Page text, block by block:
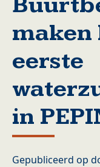
maken
eerste
in
Gepubliceerd op